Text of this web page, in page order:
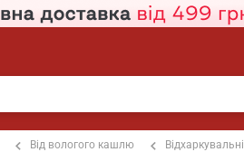
Від вологого кашлю Відхаркувальні